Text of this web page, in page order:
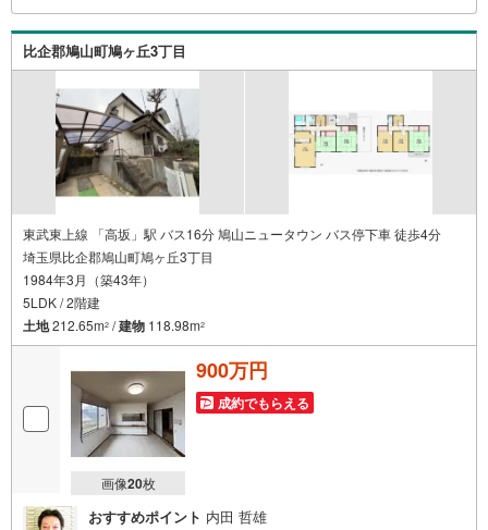
比企郡鳩山町鳩ヶ丘3丁目
東武東上線 「高坂」駅 バス16分 鳩山ニュータウン バス停下車 徒歩4分
埼玉県比企郡鳩山町鳩ヶ丘3丁目
1984年3月（築43年）
5LDK / 2階建
土地212.65m2 /建物 118.98m2
画像20枚
900万円
成約でもらえる
おすすめポイント 内田 哲雄